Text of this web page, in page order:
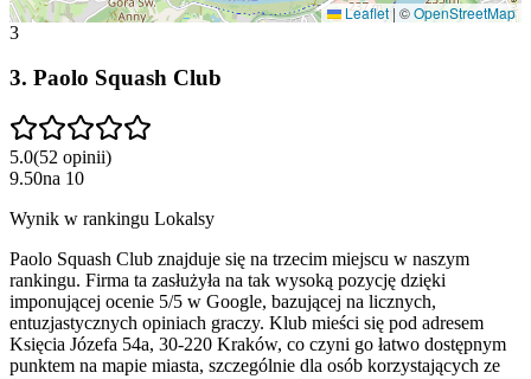
Leaflet| ©OpenStreetMap
3
3. Paolo Squash Club
5.0(52 opinii)
9.50na 10
Wynik w rankingu Lokalsy
Paolo Squash Club znajduje się na trzecim miejscu w naszym
rankingu. Firma ta zasłużyła na tak wysoką pozycję dzięki
imponującej ocenie 5/5 w Google, bazującej na licznych,
entuzjastycznych opiniach graczy. Klub mieści się pod adresem
Księcia Józefa 54a, 30-220 Kraków, co czyni go łatwo dostępnym
punktem na mapie miasta, szczególnie dla osób korzystających ze